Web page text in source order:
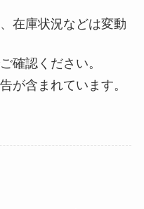
在庫状況などは変動
確認ください。
が含まれています。